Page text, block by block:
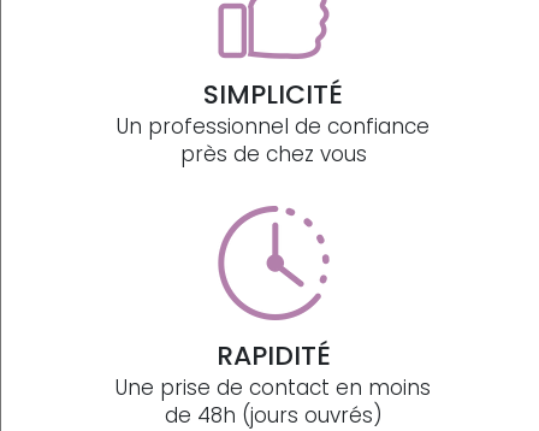
SIMPLICITÉ
Un professionnel de confiance
près de chez vous
RAPIDITÉ
Une prise de contact en moins
de 48h (jours ouvrés)